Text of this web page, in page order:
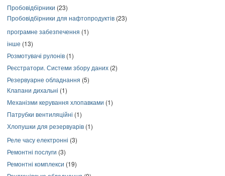
Пробовідбірники (23)
Пробовідбірники для нафтопродуктів (23)
програмне забезпечення (1)
інше (13)
Розмотувачі рулонів (1)
Реєстратори. Системи збору даних (2)
Резервуарне обладнання (5)
Клапани дихальні (1)
Механізми керування хлопавками (1)
Патрубки вентиляційні (1)
Хлопушки для резервуарів (1)
Реле часу електронні (3)
Ремонтні послуги (3)
Ремонтні комплекси (19)